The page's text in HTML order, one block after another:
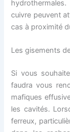
cuivre peuvent
cas à proximité
Les gisements
Si vous
faudra vous
mafiques
les cavités.
ferreux,